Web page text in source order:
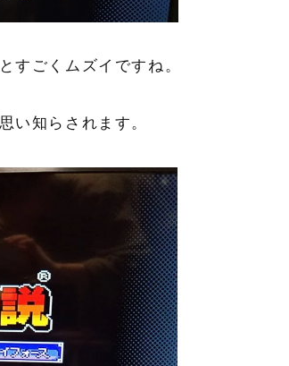
すごくムズイですね。
い知らされます。